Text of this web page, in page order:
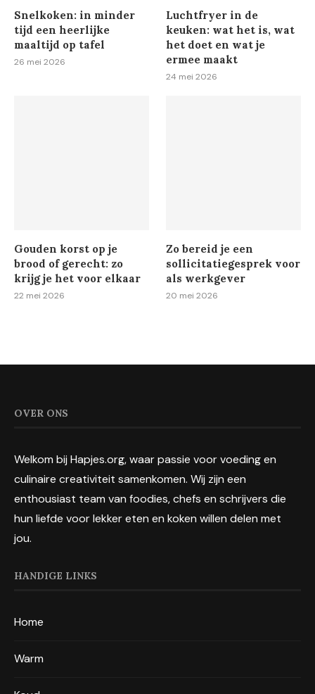
Snelkoken: in minder
tijd een heerlijke
maaltijd op tafel
26 mei 2026
Luchtfryer in de
keuken: wat het is, wat
het doet en wat je
ermee maakt
24 mei 2026
Gouden korst op je
brood of gerecht: zo
krijg je het voor elkaar
22 mei 2026
Zo bereid je een
sollicitatiegesprek voor
als werkgever
20 mei 2026
OVER ONS
Welkom bij Hapjes.org, waar passie voor voeding en
culinaire creativiteit samenkomen. Wij zijn een
enthousiast team van foodies, chefs en schrijvers die
hun liefde voor lekker eten en koken willen delen met
jou.
HANDIGE LINKS
Home
Warm